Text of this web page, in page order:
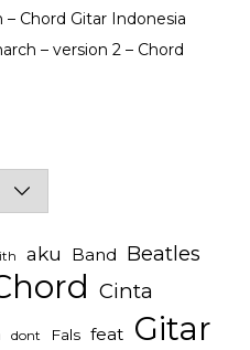
Chord Gitar Indonesia
– version 2 – Chord
aku Band Beatles
Cinta
dont Fals feat Gitar